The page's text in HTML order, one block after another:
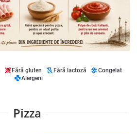
Fără gluten Fără lactoză
Congelat
Alergeni
Pizza